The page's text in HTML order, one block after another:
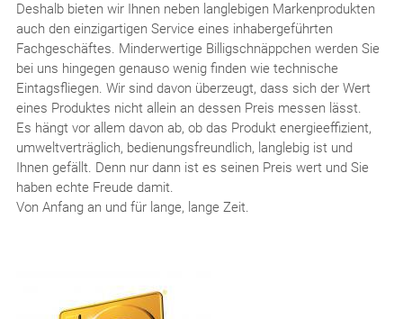
Deshalb bieten wir Ihnen neben langlebigen Markenprodukten
auch den einzigartigen Service eines inhabergeführten
Fachgeschäftes. Minderwertige Billigschnäppchen werden Sie
bei uns hingegen genauso wenig finden wie technische
Eintagsfliegen. Wir sind davon überzeugt, dass sich der Wert
eines Produktes nicht allein an dessen Preis messen lässt.
Es hängt vor allem davon ab, ob das Produkt energieeffizient,
umweltverträglich, bedienungsfreundlich, langlebig ist und
Ihnen gefällt. Denn nur dann ist es seinen Preis wert und Sie
haben echte Freude damit.
Von Anfang an und für lange, lange Zeit.